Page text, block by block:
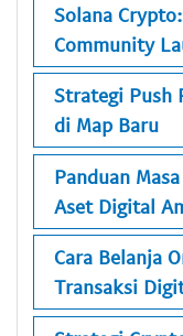
Solana
Community
Strategi Push
di Map Baru
Panduan
Aset Digital
Cara Belanja
Transaksi